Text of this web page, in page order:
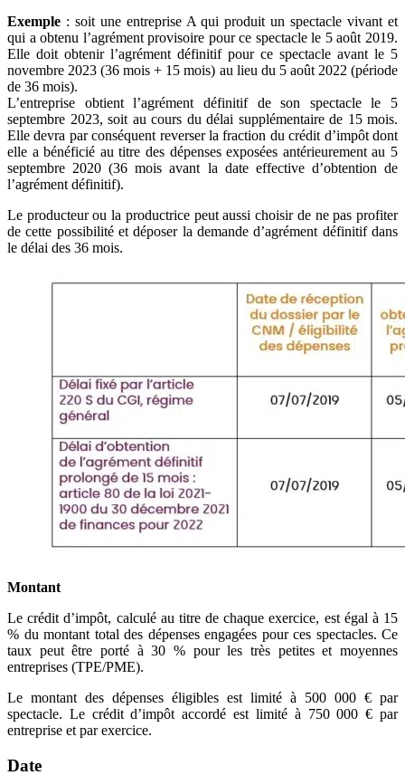
Exemple : soit une entreprise A qui produit un spectacle vivant et
qui a obtenu l’agrément provisoire pour ce spectacle le 5 août 2019.
Elle doit obtenir l’agrément définitif pour ce spectacle avant le 5
novembre 2023 (36 mois + 15 mois) au lieu du 5 août 2022 (période
de 36 mois).
L’entreprise obtient l’agrément définitif de son spectacle le 5
septembre 2023, soit au cours du délai supplémentaire de 15 mois.
Elle devra par conséquent reverser la fraction du crédit d’impôt dont
elle a bénéficié au titre des dépenses exposées antérieurement au 5
septembre 2020 (36 mois avant la date effective d’obtention de
l’agrément définitif).
Le producteur ou la productrice peut aussi choisir de ne pas profiter
de cette possibilité et déposer la demande d’agrément définitif dans
le délai des 36 mois.
Montant
Le crédit d’impôt, calculé au titre de chaque exercice, est égal à 15
% du montant total des dépenses engagées pour ces spectacles. Ce
taux peut être porté à 30 % pour les très petites et moyennes
entreprises (TPE/PME).
Le montant des dépenses éligibles est limité à 500 000 € par
spectacle. Le crédit d’impôt accordé est limité à 750 000 € par
entreprise et par exercice.
Date